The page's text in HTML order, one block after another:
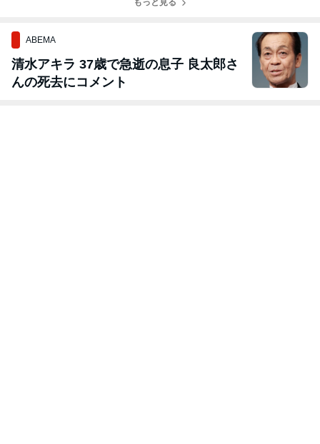
もっと見る
ABEMA
清水アキラ 37歳で急逝の息子 良太郎さ
んの死去にコメント